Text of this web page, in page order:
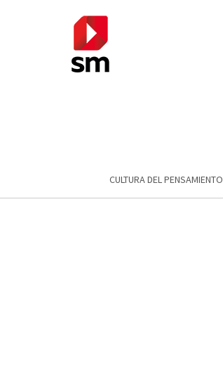
CULTURA DEL PENSAMIENTO